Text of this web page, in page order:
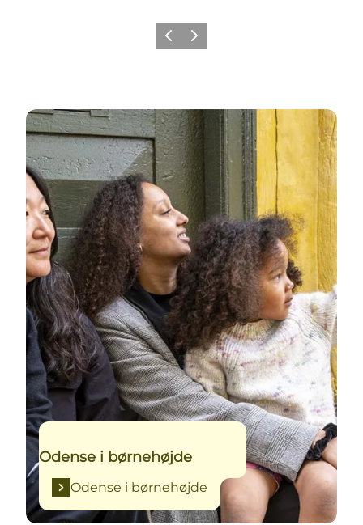
ForrigeNæste
Odense i børnehøjde
Odense i børnehøjde
Odense i børnehøjde